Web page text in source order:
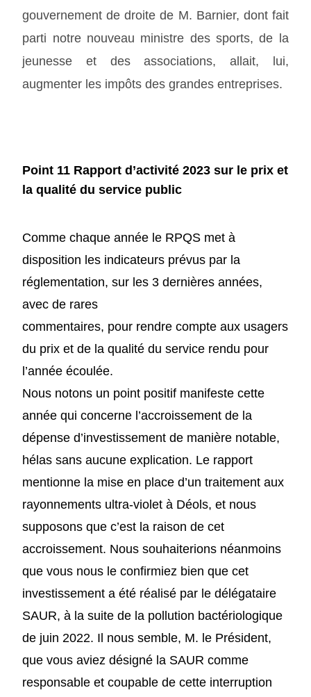
gouvernement de droite de M. Barnier, dont fait
parti notre nouveau ministre des sports, de la
jeunesse et des associations, allait, lui,
augmenter les impôts des grandes entreprises.
Point 11 Rapport d’activité 2023 sur le prix et
la qualité du service public
Comme chaque année le RPQS met à
disposition les indicateurs prévus par la
réglementation, sur les 3 dernières années,
avec de rares
commentaires, pour rendre compte aux usagers
du prix et de la qualité du service rendu pour
l’année écoulée.
Nous notons un point positif manifeste cette
année qui concerne l’accroissement de la
dépense d’investissement de manière notable,
hélas sans aucune explication. Le rapport
mentionne la mise en place d’un traitement aux
rayonnements ultra-violet à Déols, et nous
supposons que c’est la raison de cet
accroissement. Noussouhaiterions néanmoins
que vous nous leconfirmiez bien que cet
investissement a été réalisé par le délégataire
SAUR, à la suite de la pollution bactériologique
de juin 2022. Il noussemble, M. le Président,
que vous aviez désigné la SAUR comme
responsable et coupable de cette interruption